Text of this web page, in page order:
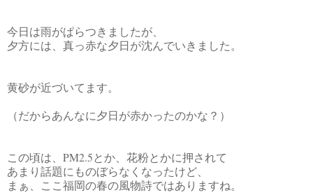
今日は雨がぱらつきましたが、
夕方には、真っ赤な夕日が沈んでいきました。
黄砂が近づいてます。
（だからあんなに夕日が赤かったのかな？）
この頃は、PM2.5とか、花粉とかに押されて
あまり話題にものぼらなくなったけど、
まぁ、ここ福岡の春の風物詩ではありますね。